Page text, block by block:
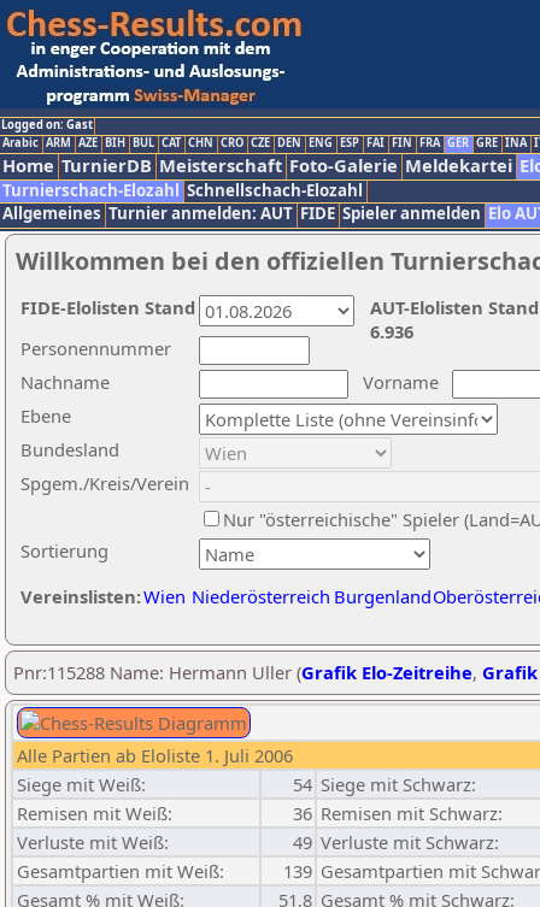
Logged on: Gast
Arabic ARM AZE BIH BUL CAT CHN CRO CZE DEN ENG ESP FAI FIN FRA GER GRE INA
Home TurnierDB Meisterschaft Foto-Galerie Meldekartei
Turnierschach-Elozahl Schnellschach-Elozahl
Allgemeines Turnier anmelden: AUT FIDE Spieler anmelden Elo
Willkommen bei den offiziellen
Nachname
Vorname
Ebene
Sortierung
Personennummer
Bundesland
Spgem./Kreis/Verein
Nur "österreichische" Spieler
Vereinslisten:Wien Niederösterreich Burgenland
AUT-Elolisten
6.936
FIDE-Elolisten Stand
Pnr:115288 Name: Hermann Uller (Grafik Elo-Zeitreihe,
Alle Partien ab Eloliste 1. Juli 2006
Siege mit Weiß:
54 Siege mit Schwarz:
Remisen mit Weiß:
36 Remisen mit Schwarz:
Verluste mit Weiß:
49 Verluste mit Schwarz:
Gesamtpartien mit Weiß:
139 Gesamtpartien mit
Gesamt % mit Weiß:
51,8 Gesamt % mit Schwarz: